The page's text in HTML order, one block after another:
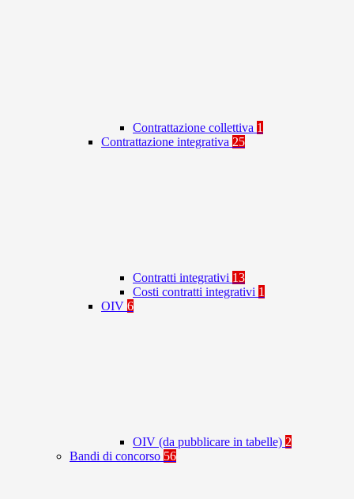
Contrattazione collettiva 1
Contrattazione integrativa 25
Contratti integrativi 13
Costi contratti integrativi 1
OIV 6
OIV (da pubblicare in tabelle) 2
Bandi di concorso 56